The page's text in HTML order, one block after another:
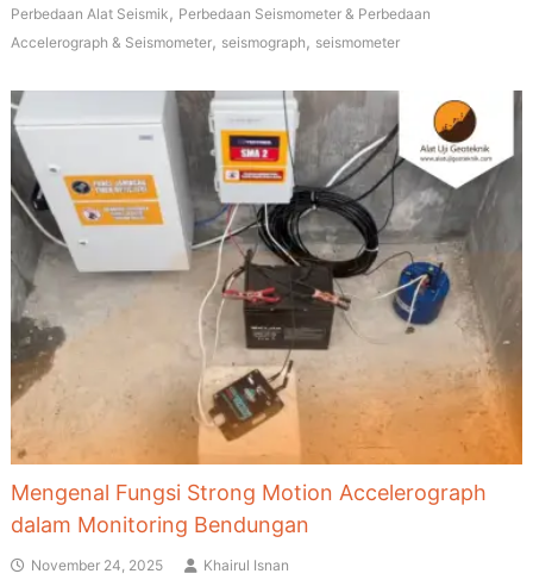
Perbedaan Alat Seismik , Perbedaan Seismometer & Perbedaan
Accelerograph & Seismometer, seismograph , seismometer
Mengenal Fungsi Strong Motion Accelerograph
dalam Monitoring Bendungan
November 24, 2025 Khairul Isnan